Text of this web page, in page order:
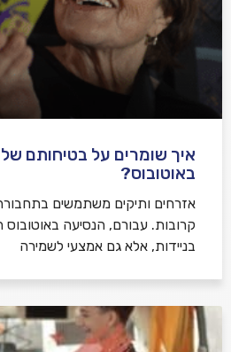
איך שומרים על בטיחותם של
באוטובוס?
אזרחים ותיקים משתמשים
קרובות. עבורם, הנסיעה באוטובוס
בניידות, אלא גם אמצעי לשמירה